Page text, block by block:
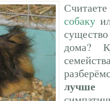
собаку
дома?
лучше